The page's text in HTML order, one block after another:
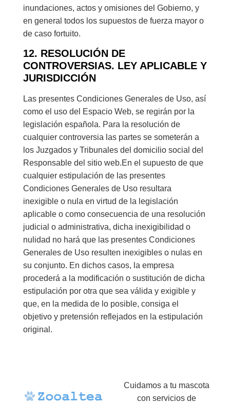
inundaciones, actos y omisiones del Gobierno, y
en general todos los supuestos de fuerza mayor o
de caso fortuito.
12. RESOLUCIÓN DE
CONTROVERSIAS. LEY APLICABLE Y
JURISDICCIÓN
Las presentes Condiciones Generales de Uso, así
como el uso del Espacio Web, se regirán por la
legislación española. Para la resolución de
cualquier controversia las partes se someterán a
los Juzgados y Tribunales del domicilio social del
Responsable del sitio web.En el supuesto de que
cualquier estipulación de las presentes
Condiciones Generales de Uso resultara
inexigible o nula en virtud de la legislación
aplicable o como consecuencia de una resolución
judicial o administrativa, dicha inexigibilidad o
nulidad no hará que las presentes Condiciones
Generales de Uso resulten inexigibles o nulas en
su conjunto. En dichos casos, la empresa
procederá a la modificación o sustitución de dicha
estipulación por otra que sea válida y exigible y
que, en la medida de lo posible, consiga el
objetivo y pretensión reflejados en la estipulación
original.
Cuidamos a tu mascota
con servicios de